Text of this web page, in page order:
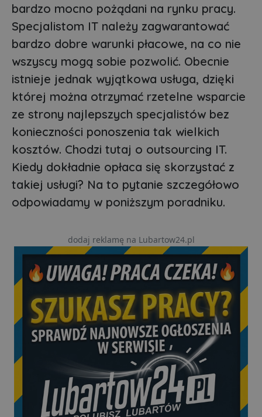
bardzo mocno pożądani na rynku pracy.
Specjalistom IT należy zagwarantować
bardzo dobre warunki płacowe, na co nie
wszyscy mogą sobie pozwolić. Obecnie
istnieje jednak wyjątkowa usługa, dzięki
której można otrzymać rzetelne wsparcie
ze strony najlepszych specjalistów bez
konieczności ponoszenia tak wielkich
kosztów. Chodzi tutaj o outsourcing IT.
Kiedy dokładnie opłaca się skorzystać z
takiej usługi? Na to pytanie szczegółowo
odpowiadamy w poniższym poradniku.
dodaj reklamę na Lubartow24.pl